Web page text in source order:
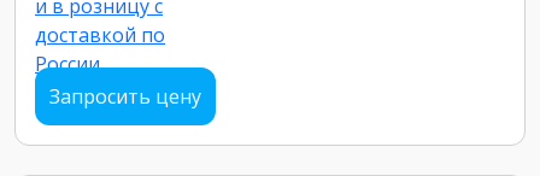
Запросить цену